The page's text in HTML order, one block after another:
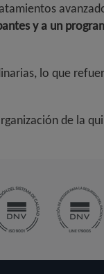
y a un
lo que
de la